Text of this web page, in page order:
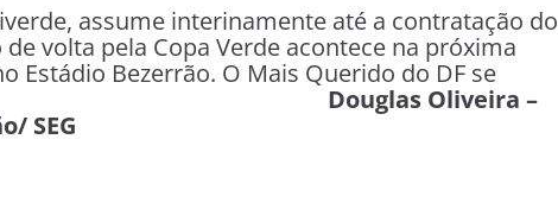
assume interinamente até a contratação do
volta pela Copa Verde acontece na próxima
Estádio Bezerrão. O Mais Querido do DF se
Oliveira –
SEG